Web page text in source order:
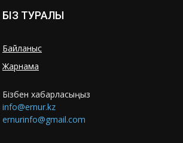
БІЗ ТУРАЛЫ
Байланыс
Жарнама
Бізбен хабарласыңыз
info@ernur.kz
ernurinfo@gmail.com